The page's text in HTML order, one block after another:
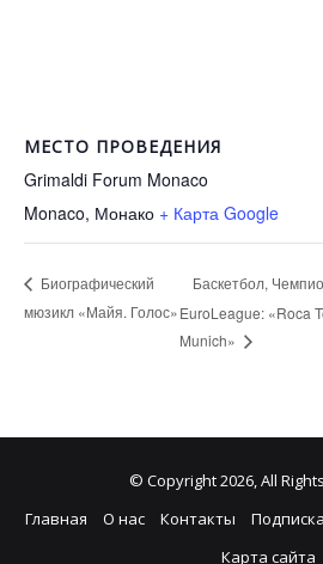
МЕСТО ПРОВЕДЕНИЯ
Grimaldi Forum Monaco
Monaco, Монако + Карта Google
Биографический
мюзикл «Майя. Голос»
Баскетбол,
EuroLeague: «Roca
Munich»
© Copyright 2026, All
Главная
О нас Контакты
Карта сайта